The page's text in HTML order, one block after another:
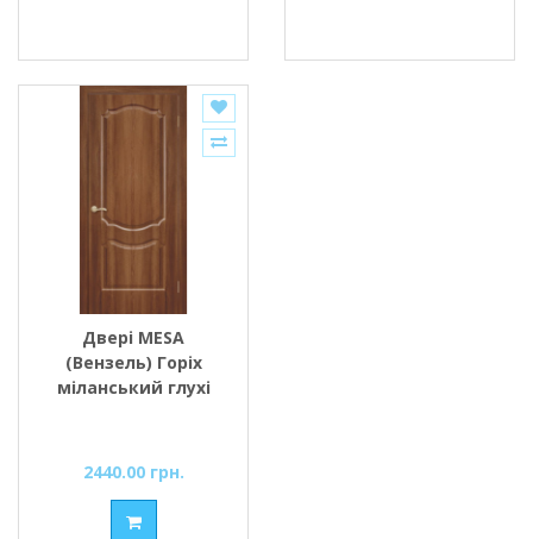
Двері MESA
(Вензель) Горіх
міланський глухі
2440.00 грн.